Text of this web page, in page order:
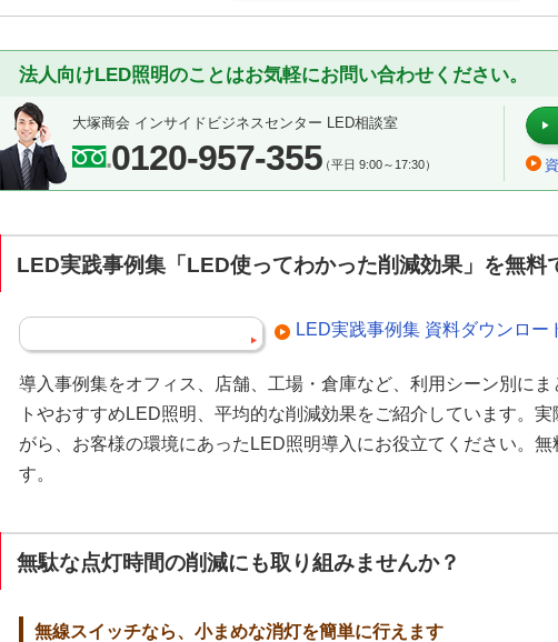
法人向けLED照明のことはお気軽にお問い合わせください。
大塚商会 インサイドビジネスセンター LED相談室
0120-957-355（平日 9:00～17:30）
LED実践事例集「LED使ってわかった削減効果」を無料
LED実践事例集 資料ダウンロー
導入事例集をオフィス、店舗、工場・倉庫など、利用シーン別に
トやおすすめLED照明、平均的な削減効果をご紹介しています。
がら、お客様の環境にあったLED照明導入にお役立てください。無
す。
無駄な点灯時間の削減にも取り組みませんか？
無線スイッチなら、小まめな消灯を簡単に行えます